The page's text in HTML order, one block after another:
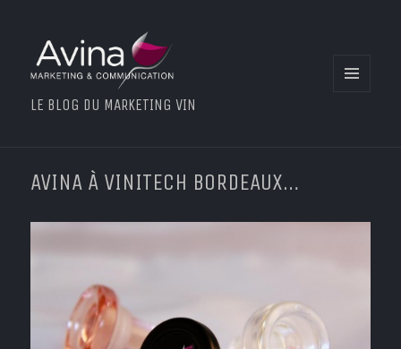
LE BLOG DU MARKETING VIN
AVINA À VINITECH BORDEAUX…